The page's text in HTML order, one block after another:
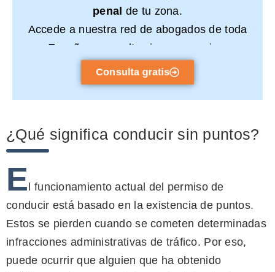
penal de tu zona.
Accede a nuestra red de abogados de toda
España y consulta sin compromiso.
Consulta gratis
¿Qué significa conducir sin puntos?
E l funcionamiento actual del permiso de
conducir está basado en la existencia de puntos.
Estos se pierden cuando se cometen determinadas
infracciones administrativas de tráfico. Por eso,
puede ocurrir que alguien que ha obtenido